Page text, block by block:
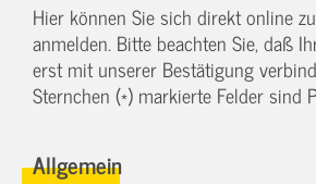
Hier können Sie sich direkt online
anmelden. Bitte beachten Sie, daß
erst mit unserer Bestätigung
Sternchen (*) markierte Felder sind
Allgemein